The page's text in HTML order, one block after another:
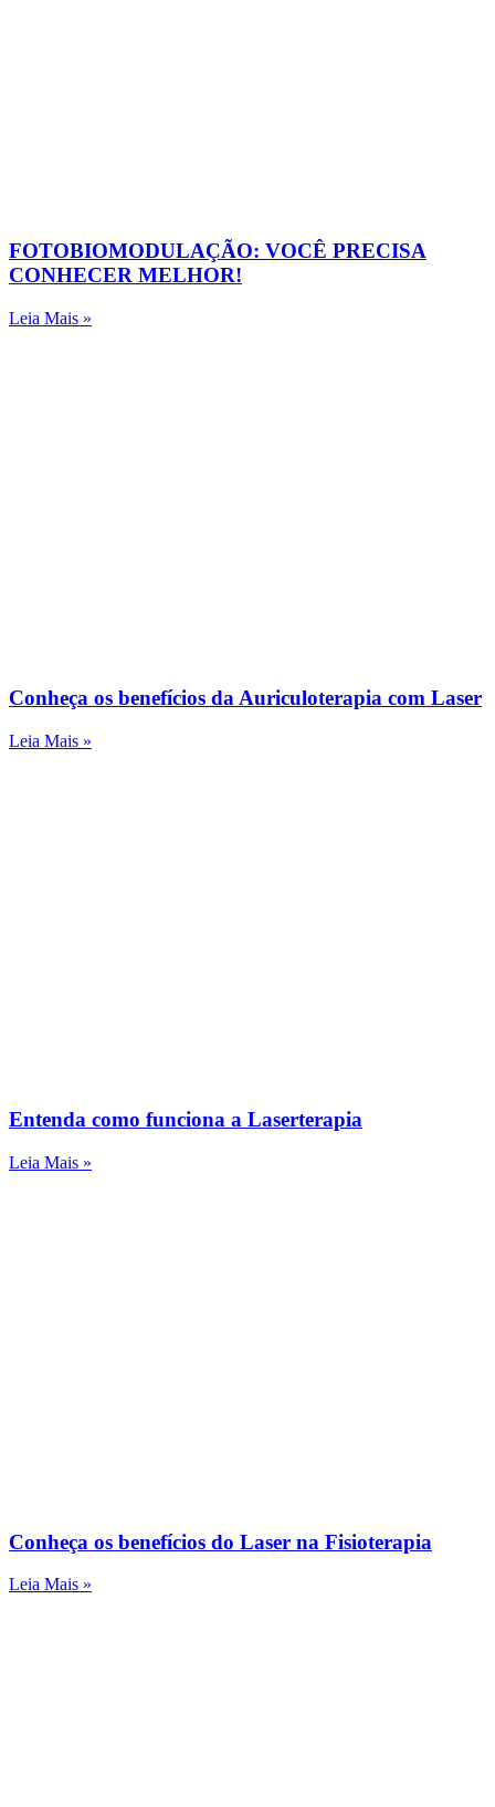
FOTOBIOMODULAÇÃO: VOCÊ PRECISA
CONHECER MELHOR!
Leia Mais »
Conheça os benefícios da Auriculoterapia com Laser
Leia Mais »
Entenda como funciona a Laserterapia
Leia Mais »
Conheça os benefícios do Laser na Fisioterapia
Leia Mais »